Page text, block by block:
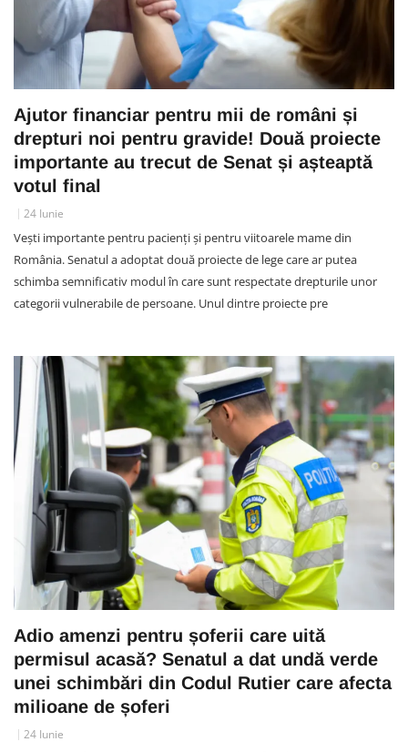
Ajutor financiar pentru mii de români și
drepturi noi pentru gravide! Două proiecte
importante au trecut de Senat și așteaptă
votul final
24 Iunie
Vești importante pentru pacienți și pentru viitoarele mame din
România. Senatul a adoptat două proiecte de lege care ar putea
schimba semnificativ modul în care sunt respectate drepturile unor
categorii vulnerabile de persoane. Unul dintre proiecte pre
Adio amenzi pentru șoferii care uită
permisul acasă? Senatul a dat undă verde
unei schimbări din Codul Rutier care afecta
milioane de șoferi
24 Iunie